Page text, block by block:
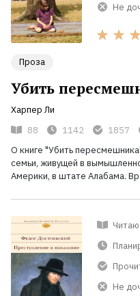
Не
Проза
Убить
Харпер Ли
88
1142 1857
О книге "Убить
семьи, живущей в
Америки, в штате Алабама.
Читаю
Не